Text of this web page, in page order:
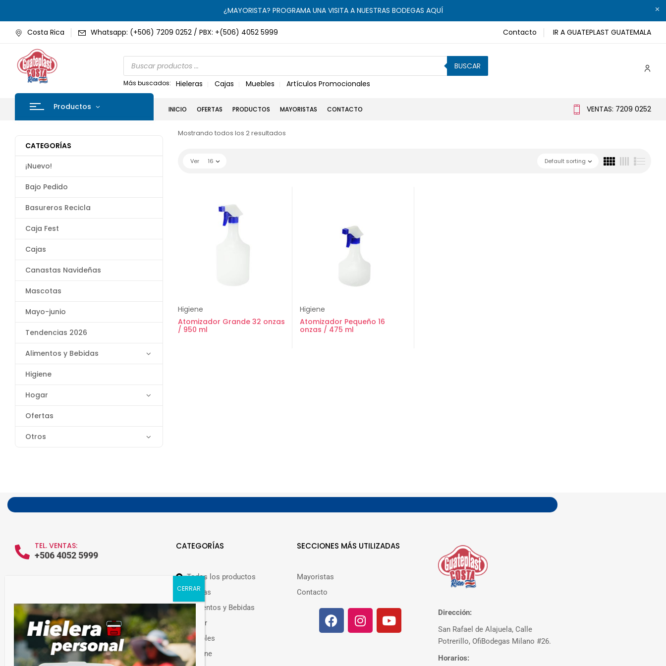
¿MAYORISTA? PROGRAMA UNA VISITA A NUESTRAS BODEGAS AQUÍ
Costa Rica Whatsapp: (+506) 7209 0252 / PBX: +(506) 4052 5999 Contacto IR A GUATEPLAST GUATEMALA
BUSCAR
Más buscados: Hieleras Cajas Muebles Artículos Promocionales
Productos INICIO OFERTAS PRODUCTOS MAYORISTAS CONTACTO VENTAS: 7209 0252
CATEGORÍAS
¡Nuevo!
Bajo Pedido
Basureros Recicla
Caja Fest
Cajas
Canastas Navideñas
Mascotas
Mayo-junio
Tendencias 2026
Alimentos y Bebidas
Higiene
Hogar
Ofertas
Otros
Mostrando todos los 2 resultados
Default sorting
Ver 16
Higiene
Atomizador Grande 32 onzas
/ 950 ml
Higiene
Atomizador Pequeño 16
onzas / 475 ml
TEL. VENTAS:
+506 4052 5999
Guateplast Costa Rica.
Fabricante y distribuidor de productos
CATEGORÍAS
Todos los productos
Ofertas
Alimentos y Bebidas
Hogar
Muebles
Higiene
SECCIONES MÁS UTILIZADAS
Mayoristas
Contacto
Dirección:
San Rafael de Alajuela, Calle
Potrerillo, OfiBodegas Milano #26.
Horarios: